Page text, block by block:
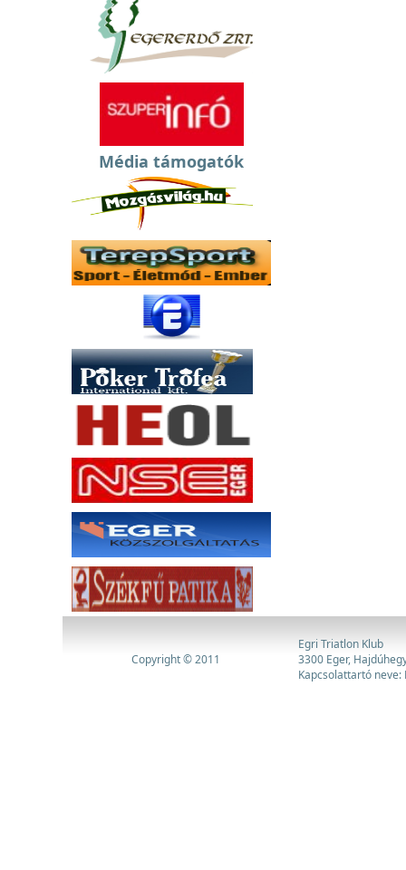
Média támogatók
Copyright © 2011
Egri Triatlon Klub
3300 Eger,
Kapcsolattartó